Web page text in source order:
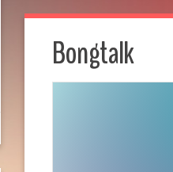
Bongtalk